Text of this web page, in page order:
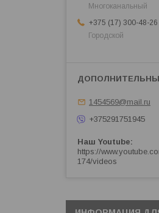
Многоканальный
+375 (17) 300-48-26
Городской
1454569@mail.ru
+375291751945
Наш Youtube
https://
174/videos